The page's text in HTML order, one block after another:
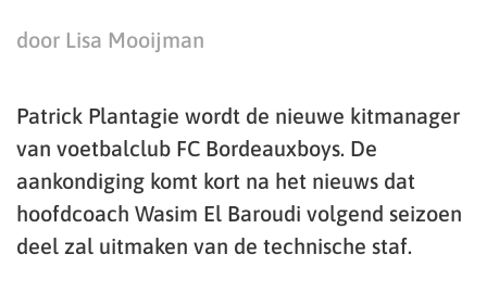
door Lisa Mooijman
Patrick Plantagie wordt de nieuwe kitmanager
van voetbalclub FC Bordeauxboys. De
aankondiging komt kort na het nieuws dat
hoofdcoach Wasim El Baroudi volgend seizoen
deel zal uitmaken van de technische staf.